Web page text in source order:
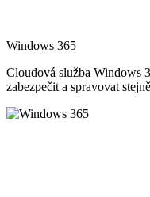
Windows 365
Cloudová služba Windows
zabezpečit a spravovat